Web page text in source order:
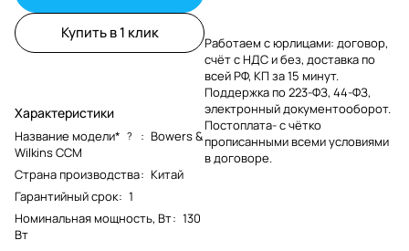
Купить в 1 клик
Характеристики
Название модели* ? : Bowers &
Wilkins CCM
Страна производства: Китай
Гарантийный срок: 1
Номинальная мощность, Вт: 130
Вт
Работаем с юрлицами: договор,
счёт с НДС и без, доставка по
всей РФ, КП за 15 минут.
Поддержка по 223-ФЗ, 44-ФЗ,
электронный документооборот.
Постоплата- с чётко
прописанными всеми условиями
в договоре.